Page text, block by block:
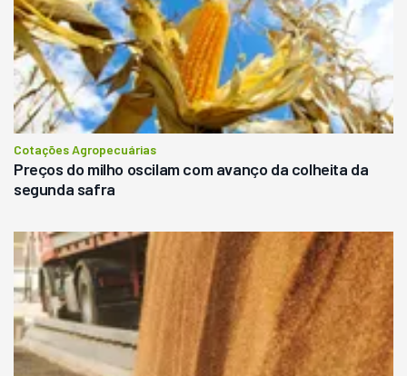
Cotações Agropecuárias
Preços do milho oscilam com avanço da colheita da
segunda safra